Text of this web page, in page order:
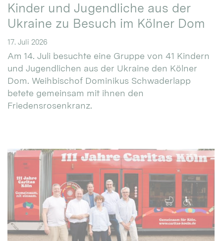
Kinder und Jugendliche aus der
Ukraine zu Besuch im Kölner Dom
17. Juli 2026
Am 14. Juli besuchte eine Gruppe von 41 Kindern
und Jugendlichen aus der Ukraine den Kölner
Dom. Weihbischof Dominikus Schwaderlapp
betete gemeinsam mit ihnen den
Friedensrosenkranz.